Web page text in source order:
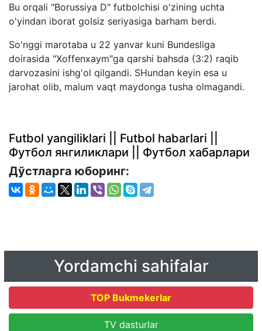
Bu orqali "Borussiya D" futbolchisi o'zining uchta
o'yindan iborat golsiz seriyasiga barham berdi.
So'nggi marotaba u 22 yanvar kuni Bundesliga
doirasida "Xoffenxaym"ga qarshi bahsda (3:2) raqib
darvozasini ishg'ol qilgandi. SHundan keyin esa u
jarohat olib, malum vaqt maydonga tusha olmagandi.
Futbol yangiliklari || Futbol habarlari ||
Футбол янгиликлари || Футбол хабарлари
Дўстларга юборинг:
Yordamchi sahifalar
TOP Bukmekerlar
TV dasturlar